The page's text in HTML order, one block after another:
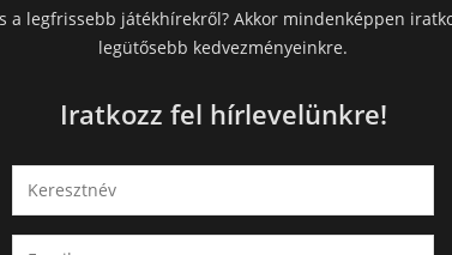
legfrissebb játékhírekről? Akkor mindenképpen
legütősebb kedvezményeinkre.
Iratkozz fel hírlevelünkre!